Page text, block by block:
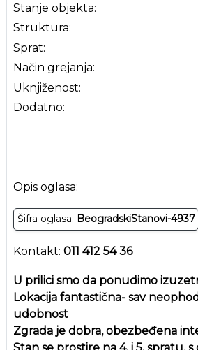
Stanje objekta:
Struktura:
Sprat:
Način grejanja:
Uknjiženost:
Dodatno:
Opis oglasa:
Šifra oglasa: BeogradskiStanovi-4937
Kontakt: 011 412 54 36
U prilici smo da ponudimo
Lokacija fantastična- sav
udobnost
Zgrada je dobra, obezbeđena
Stan se prostire na 4. i 5. spratu,